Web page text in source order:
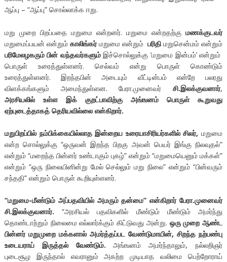
ஆப்பு – “ஆப்பு” சொல்லாக்க ஈறு.
மறு முறை பிறப்பதை மறுமை என்றனர். மறுமை என்றதற்குமணக்குடவர்
மறுமைப்பயன் என்றும் காலிங்கர்மறுமை என்றும்பரிதிமறுசென்மம் என்றும்
பரிமேலழகரும் பின் வந்தவர்களும்இச்சொல்லுக்கு ‘மறுமை இன்பம்’ என்றும்
பொருள் உரைத்துள்ளனர். செல்வம் என்று பொருள் கொண்டும்
உரைத்துள்ளனர். இறந்தபின் அடையும் வீட்டின்பம் என்றே பலரது
விளக்கங்களும் அமைந்துள்ளன. பேரா.முனைவர்சி.இலக்குவனார்,
அரசியலில் உள்ள இக் குறட்பாவிற்கு அங்ஙனம் பொருள் கூறுவது
ஏற்புடைத்தாகத் தெரியவில்லை என்கிறார்.
மறுபிறப்பில் நம்பிக்கையில்லாத இன்றைய உரையாசிரியர்களில் சிலர், மறுமை
என்ற சொல்லுக்கு “ஒருவன் இறந்த பிறகு அவன் பெயர் இங்கு நிலவுதல்”
என்றும் “மறைந்த பின்னர் உண்டாகும் புகழ்” என்றும் “மறுமையெனும் மக்கள்”
என்றும் “ஒரு நிலையினின்று மேல் செல்லும் மறு நிலை” என்றும் “பின்வரும்
சந்ததி” என்றும் பொருள் கூறியுள்ளனர்.
“மறுமை-மீண்டும் அப்பதவியில் அமரும் தன்மை” என்கிறார் பேரா.முனைவர்
சி.இலக்குவனார். “அரசியல் பதவிகளில் மீண்டும் மீண்டும் அமர்ந்து
தொண்டாற்றும் நிலைமை எல்லார்க்கும் கிட்டுவது அன்று. ஒரு முறை ஆண்ட
பின்னர் மறுமுறை மக்களால் அமர்த்தப்பட வேண்டுமாயின், சிறந்த நற்பண்பு
உடையராய் இருத்தல் வேண்டும். அங்ஙனம் அமர்ந்தாலும், நல்லறிஞர்
புடைசூழ இருந்தால் எவரானும் அகற்ற முடியாத வலிமை பெற்றோராய்